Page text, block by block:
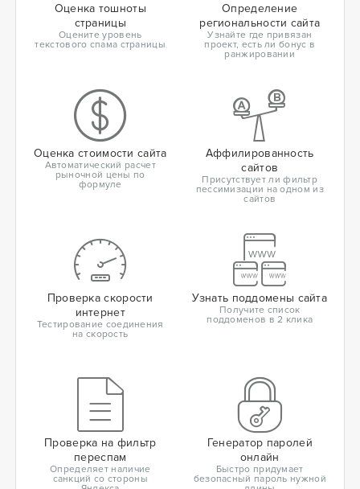
Оценка тошноты
страницы
Оцените уровень
текстового спама страницы
Определение
региональности сайта
Узнайте где привязан
проект, есть ли бонус в
ранжировании
Оценка стоимости сайта
Автоматический расчет
рыночной цены по
формуле
Аффилированность
сайтов
Присутствует ли фильтр
пессимизации на одном из
сайтов
Проверка скорости
интернет
Тестирование соединения
на скорость
Узнать поддомены сайта
Получите список
поддоменов в 2 клика
Проверка на фильтр
переспам
Определяет наличие
санкций со стороны
Генератор паролей
онлайн
Быстро придумает
безопасный пароль нужной